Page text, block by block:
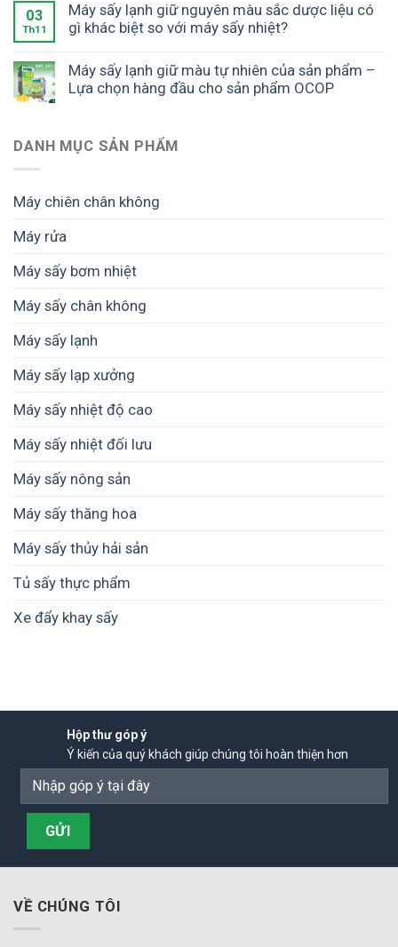
03
Th11
Máy sấy lạnh giữ nguyên màu sắc dược liệu có
gì khác biệt so với máy sấy nhiệt?
Máy sấy lạnh giữ màu tự nhiên của sản phẩm –
Lựa chọn hàng đầu cho sản phẩm OCOP
DANH MỤC SẢN PHẨM
Máy chiên chân không
Máy rửa
Máy sấy bơm nhiệt
Máy sấy chân không
Máy sấy lạnh
Máy sấy lạp xưởng
Máy sấy nhiệt độ cao
Máy sấy nhiệt đối lưu
Máy sấy nông sản
Máy sấy thăng hoa
Máy sấy thủy hải sản
Tủ sấy thực phẩm
Xe đẩy khay sấy
Hộp thư góp ý
Ý kiến của quý khách giúp chúng tôi hoàn thiện hơn
VỀ CHÚNG TÔI